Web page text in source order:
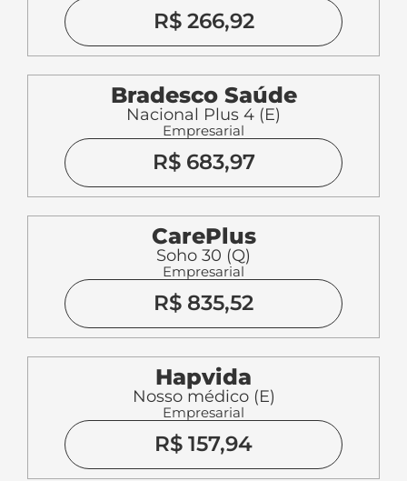
R$ 266,92
Bradesco Saúde
Nacional Plus 4 (E)
Empresarial
R$ 683,97
CarePlus
Soho 30 (Q)
Empresarial
R$ 835,52
Hapvida
Nosso médico (E)
Empresarial
R$ 157,94